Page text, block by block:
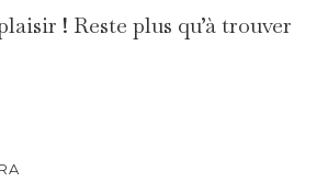
! Reste plus qu’à trouver